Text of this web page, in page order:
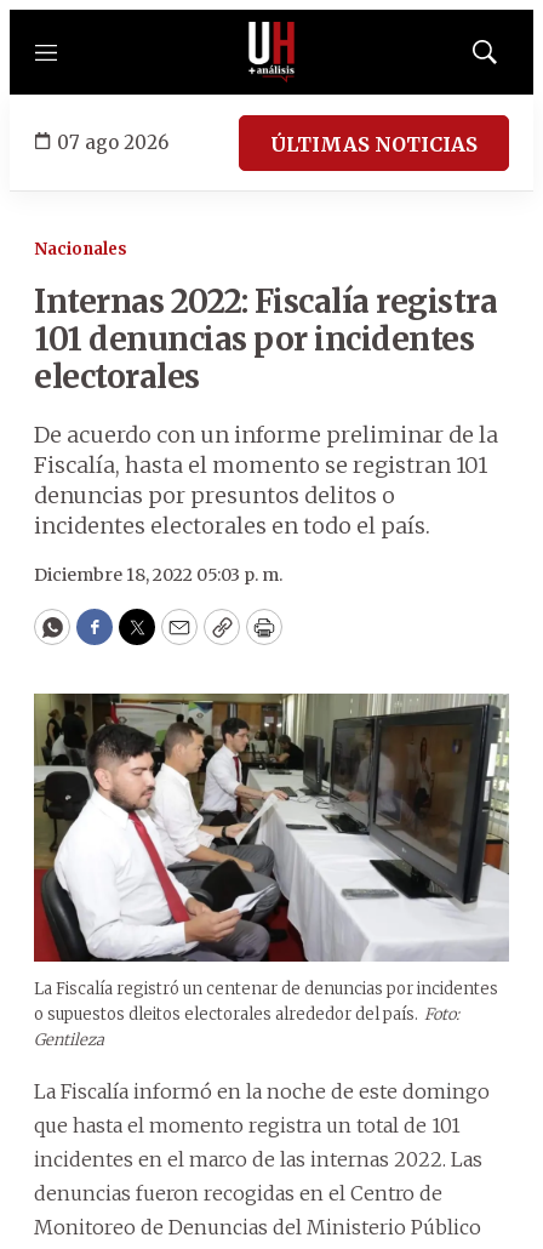
Menú
Mostrar
07 ago 2026 ÚLTIMAS NOTICIAS
Nacionales
Internas 2022: Fiscalía registra
101 denuncias por incidentes
electorales
De acuerdo con un informe preliminar de la
Fiscalía, hasta el momento se registran 101
denuncias por presuntos delitos o
incidentes electorales en todo el país.
Diciembre 18, 2022 05:03 p. m.
WhatsApp
Facebook
Twitter
EmailCopyPrint
La Fiscalía registró un centenar de denuncias por incidentes
o supuestos dleitos electorales alrededor del país. Foto:
Gentileza
La Fiscalía informó en la noche de este domingo
que hasta el momento registra un total de 101
incidentes en el marco de las internas 2022. Las
denuncias fueron recogidas en el Centro de
Monitoreo de Denuncias del Ministerio Público